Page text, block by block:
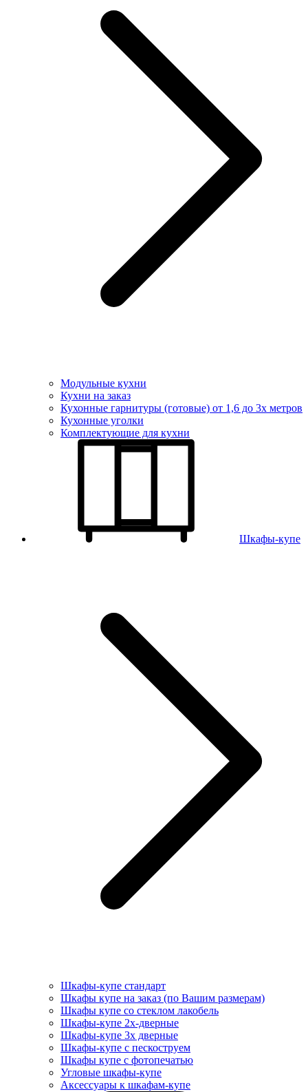
Модульные кухни
Кухни на заказ
Кухонные гарнитуры (готовые) от 1,6 до 3х метров
Кухонные уголки
Комплектующие для кухни
Шкафы-купе
Шкафы-купе стандарт
Шкафы купе на заказ (по Вашим размерам)
Шкафы купе со стеклом лакобель
Шкафы-купе 2х-дверные
Шкафы-купе 3х дверные
Шкафы-купе с пескоструем
Шкафы купе с фотопечатью
Угловые шкафы-купе
Аксессуары к шкафам-купе